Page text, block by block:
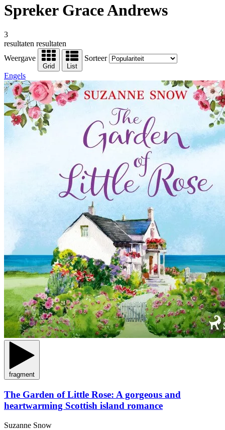
Spreker Grace Andrews
3
resultaten resultaten
Weergave
Grid List
Sorteer
Engels
fragment
The Garden of Little Rose: A gorgeous and
heartwarming Scottish island romance
Suzanne Snow